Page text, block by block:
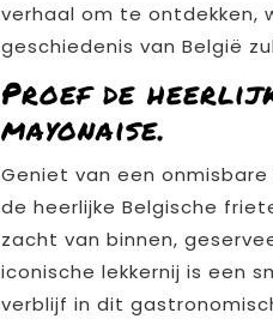
verhaal om te ontdekken,
geschiedenis van België
Proef de
mayonaise.
Geniet van een
de heerlijke Belgische
zacht van binnen,
iconische lekkernij is een
verblijf in dit